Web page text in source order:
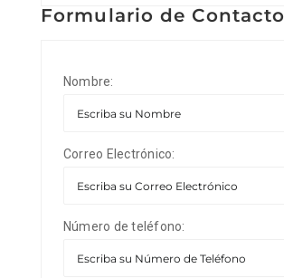
Formulario de Contacto
Nombre:
Correo Electrónico:
Número de teléfono: